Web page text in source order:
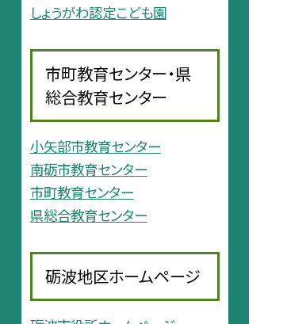
しょうがわ認定こども園
市町教育センター・県
総合教育センター
小矢部市教育センター
南砺市教育センター
市町教育センター
県総合教育センター
砺波地区ホームページ